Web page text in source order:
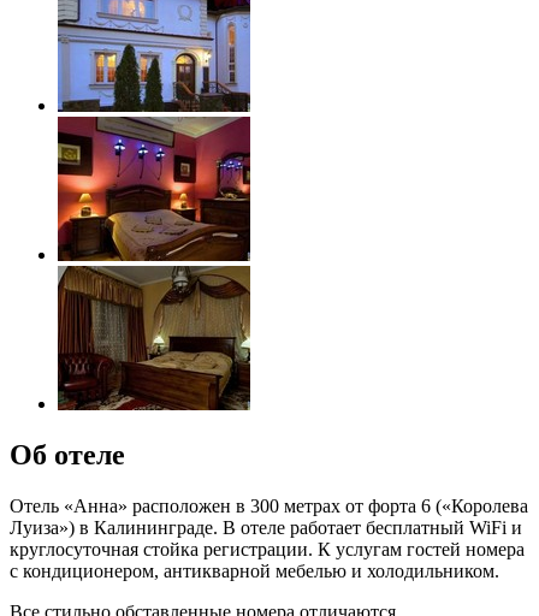
Об отеле
Отель «Анна» расположен в 300 метрах от форта 6 («Королева
Луиза») в Калининграде. В отеле работает бесплатный WiFi и
круглосуточная стойка регистрации. К услугам гостей номера
с кондиционером, антикварной мебелью и холодильником.
Все стильно обставленные номера отличаются